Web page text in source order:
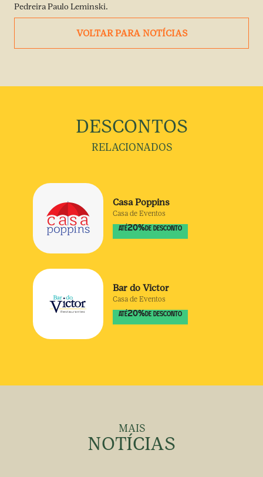
Pedreira Paulo Leminski.
VOLTAR PARA NOTÍCIAS
DESCONTOS
RELACIONADOS
Casa Poppins
Casa de Eventos
ATÉ20% DE DESCONTO
Bar do Victor
Casa de Eventos
ATÉ20% DE DESCONTO
MAIS
NOTÍCIAS